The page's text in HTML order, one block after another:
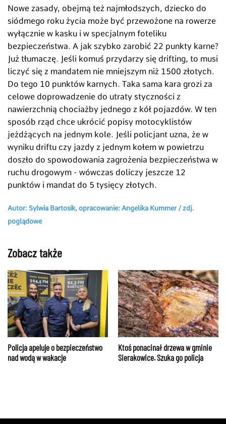
Nowe zasady, obejmą też najmłodszych, dziecko do
siódmego roku życia może być przewożone na rowerze
wyłącznie w kasku i w specjalnym foteliku
bezpieczeństwa. A jak szybko zarobić 22 punkty karne?
Już tłumaczę. Jeśli komuś przydarzy się drifting, to musi
liczyć się z mandatem nie mniejszym niż 1500 złotych.
Do tego 10 punktów karnych. Taka sama kara grozi za
celowe doprowadzenie do utraty styczności z
nawierzchnią chociażby jednego z kół pojazdów. W ten
sposób rząd chce ukrócić popisy motocyklistów
jeżdżących na jednym kole. Jeśli policjant uzna, że w
wyniku driftu czy jazdy z jednym kołem w powietrzu
doszło do spowodowania zagrożenia bezpieczeństwa w
ruchu drogowym - wówczas doliczy jeszcze 12
punktów i mandat do 5 tysięcy złotych.
Autor: Sylwia Bartosik, opracowanie: Angelika Kummer / zdj.
poglądowe
Zobacz także
Policja apeluje o bezpieczeństwo
nad wodą w wakacje
Ktoś ponacinał drzewa w gminie
Sierakowice. Szuka go policja